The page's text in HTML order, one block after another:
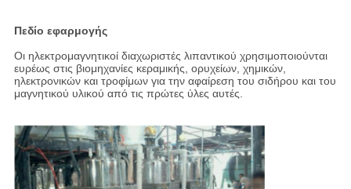
Πεδίο εφαρμογής
Οι ηλεκτρομαγνητικοί διαχωριστές λιπαντικού χρησιμοποιούνται
ευρέως στις βιομηχανίες κεραμικής, ορυχείων, χημικών,
ηλεκτρονικών και τροφίμων για την αφαίρεση του σιδήρου και του
μαγνητικού υλικού από τις πρώτες ύλες αυτές.